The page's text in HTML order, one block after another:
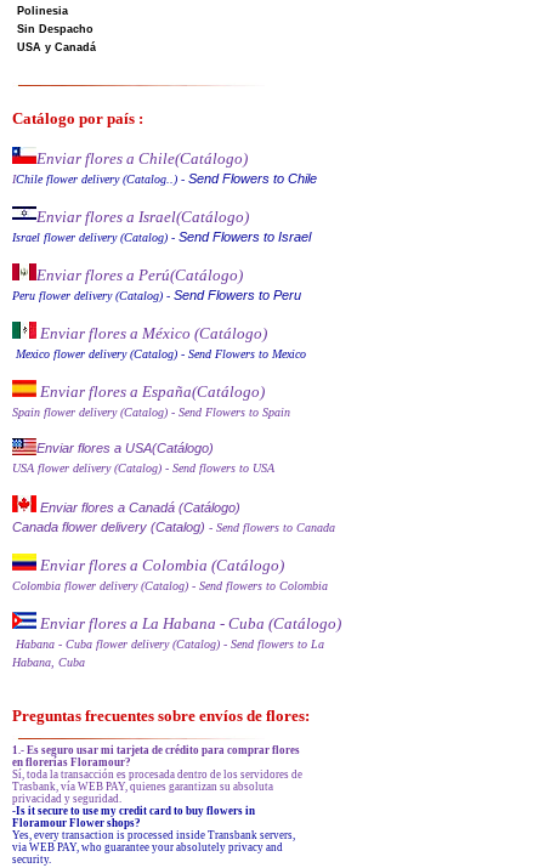
Polinesia
Sin Despacho
USA y Canadá
Catálogo por país :
Enviar flores a Chile(Catálogo)
IChile flower delivery (Catalog..) - Send Flowers to Chile
Enviar flores a Israel(Catálogo)
Israel flower delivery (Catalog) - Send Flowers to Israel
Enviar flores a Perú(Catálogo)
Peru flower delivery (Catalog) - Send Flowers to Peru
Enviar flores a México (Catálogo)
Mexico flower delivery (Catalog) - Send Flowers to Mexico
Enviar flores a España(Catálogo)
Spain flower delivery (Catalog) - Send Flowers to Spain
Enviar flores a USA(Catálogo)
USA flower delivery (Catalog) - Send flowers to USA
Enviar flores a Canadá (Catálogo)
Canada flower delivery (Catalog) - Send flowers to Canada
Enviar flores a Colombia (Catálogo)
Colombia flower delivery (Catalog) - Send flowers to Colombia
Enviar flores a La Habana - Cuba (Catálogo)
Habana - Cuba flower delivery (Catalog) - Send flowers to La
Habana, Cuba
Preguntas frecuentes sobre envíos de flores:
1.- Es seguro usar mi tarjeta de crédito para comprar flores
en florerías Floramour?
Sí, toda la transacción es procesada dentro de los servidores de
Trasbank, vía WEB PAY, quienes garantizan su absoluta
privacidad y seguridad.
-Is it secure to use my credit card to buy flowers in
Floramour Flower shops?
Yes, every transaction is processed inside Transbank servers,
via WEB PAY, who guarantee your absolutely privacy and
security.